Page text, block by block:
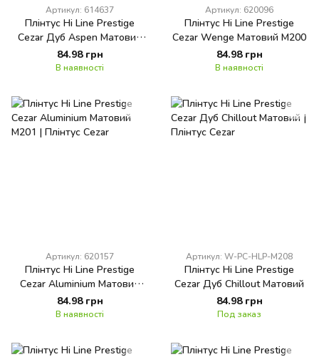
Артикул: 614637
Плінтус Hi Line Prestige
Cezar Дуб Aspen Матовий
M163
84.98 грн
В наявності
Артикул: 620096
Плінтус Hi Line Prestige
Cezar Wenge Матовий M200
84.98 грн
В наявності
Артикул: 620157
Плінтус Hi Line Prestige
Cezar Aluminium Матовий
M201
84.98 грн
В наявності
Артикул: W-PC-HLP-M208
Плінтус Hi Line Prestige
Cezar Дуб Chillout Матовий
84.98 грн
Под заказ